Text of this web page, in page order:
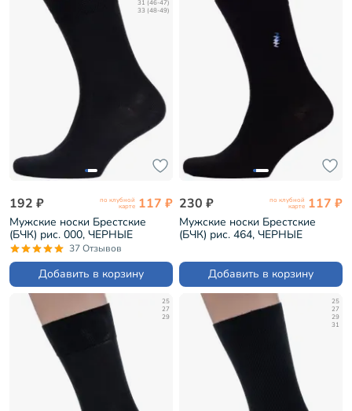
31 (46-47)
33 (48-49)
192 ₽ по клубной
карте 117 ₽
Мужские носки Брестские
(БЧК) рис. 000, ЧЕРНЫЕ
(14С2122)
37 Отзывов
Добавить в корзину
230 ₽ по клубной
карте 117 ₽
Мужские носки Брестские
(БЧК) рис. 464, ЧЕРНЫЕ
Добавить в корзину
25
27
29
25
27
29
31